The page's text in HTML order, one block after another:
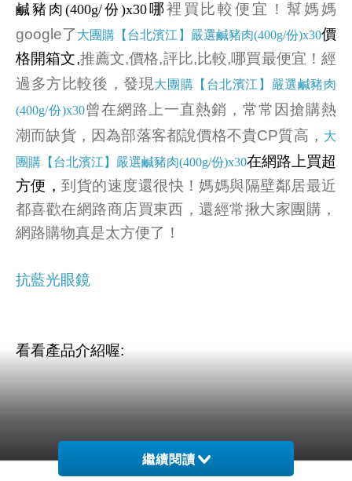
鹹豬肉(400g/份)x30哪裡買比較便宜！幫媽媽
google了 大團購【台北濱江】嚴選鹹豬肉(400g/份)x30價
格開箱文,推薦文,價格,評比,比較,哪買最便宜！經
過多方比較後，發現大團購【台北濱江】嚴選鹹豬肉
(400g/份)x30曾在網路上一直熱銷，常常因搶購熱
潮而缺貨，因為部落客都說價格不貴CP質高， 大
團購【台北濱江】嚴選鹹豬肉(400g/份)x30在網路上買超
方便，到貨的速度還很快！媽媽與隔壁鄰居最近
都喜歡在網路商店買東西，還經常揪大家團購，
網路購物真是太方便了！
抗藍光眼鏡
看看產品介紹喔:
大團購【台北濱江】嚴選鹹豬肉(400g/份)x30
哪裡買最
繼續閱讀